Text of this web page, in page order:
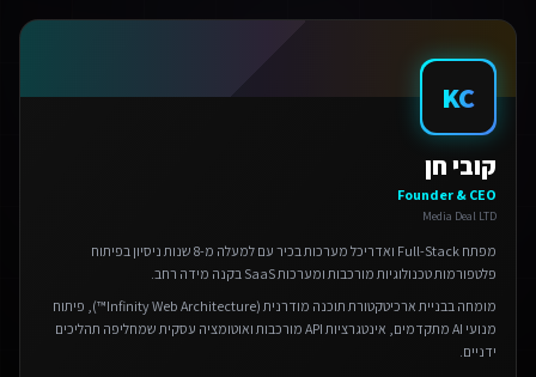
KC
קובי חן
Founder & CEO
Media Deal LTD
מפתח Full-Stack ואדריכל מערכות בכיר עם למעלה מ-8 שנות ניסיון בפיתוח
פלטפורמות טכנולוגיות מורכבות ומערכות SaaS בקנה מידה רחב.
מומחה בבניית ארכיטקטורת תוכנה מודרנית (Infinity Web Architecture™), פיתוח
מנועי AI מתקדמים, אינטגרציות API מורכבות ואוטומציה עסקית שמחליפה תהליכים
ידניים.
אנחנו משתמשים בעוגיות 🍪
מדיניות פרטיות
אישור הכל